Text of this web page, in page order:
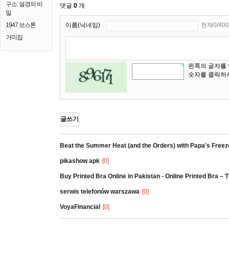
구소: 설경의 비
밀
1947 보스톤
거미집
댓글 0 개
이름(닉네임) 현재0/
왼쪽의 글자를
숫자를 클릭하
글쓰기
Beat the Summer Heat (and the Orders) with Papa's
pikashow apk [0]
Buy Printed Bra Online in Pakistan - Online Printed Bra –
serwis telefonów warszawa [0]
VoyaFinancial [0]